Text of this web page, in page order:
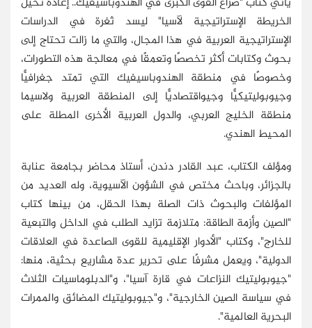
الخريطة الإستراتيجية لآسيا" ليسد ثغرة في الدراسات
الإستراتيجية العربية في هذا المجال، والتي ما زالت تحتاج إلى
بحوث وكتابات أكثر تخصصًا وتعمقًا في معالجة هذه التطورات،
وخصوصًا في منطقة الهندوباسيفيك التي تمتد جغرافيًّا
وجيوبوليتيكيًّا وجيواقتصاديًّا إلى المنطقة العربية ولاسيما
منطقة الخليج العربي، والدول العربية الأخرى المطلة على
المحيط الهندي.
ومؤلف الكتاب، عبد القادر دندن، أستاذ محاضر بجامعة عنابة
بالجزائر، وباحث مختص في الشؤون الآسيوية، وله العديد من
المؤلفات والبحوث ذات الصلة بهذا الحقل، من بينها كتاب
"الصين وأزمة الطاقة: متلازمة تزايد الطلب في الداخل والتبعية
للخارج"، وكتاب "الأدوار الإقليمية للقوى الصاعدة في العلاقات
الدولية"، ويعمل مشرفًا على تحرير عدة مشاريع بحثية، منها:
"جيوبوليتيك النزاعات في قارة آسيا"، و"الدبلوماسيات الثلاث
في سياسة الصين الخارجية"، و"جيوبوليتيك المضائق والممرات
البحرية العالمية".